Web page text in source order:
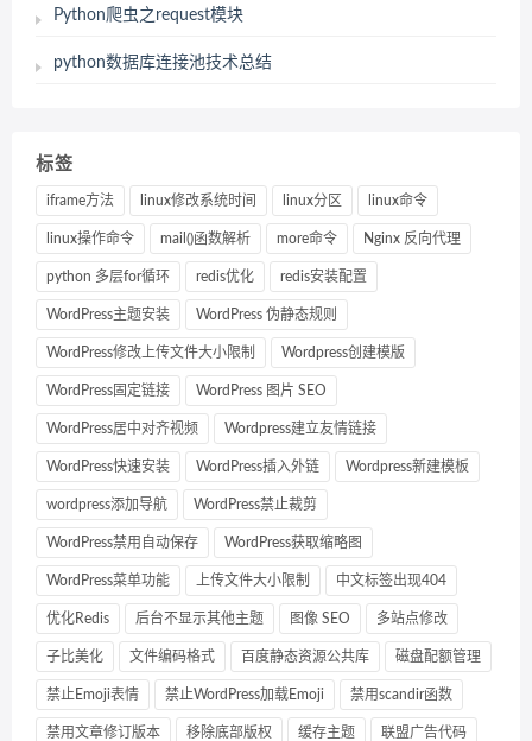
Python爬虫之request模块
python数据库连接池技术总结
标签
iframe方法 linux修改系统时间 linux分区 linux命令
linux操作命令 mail()函数解析 more命令 Nginx 反向代理
python 多层for循环 redis优化 redis安装配置
WordPress主题安装 WordPress 伪静态规则
WordPress修改上传文件大小限制 Wordpress创建模版
WordPress固定链接 WordPress 图片 SEO
WordPress居中对齐视频 Wordpress建立友情链接
WordPress快速安装 WordPress插入外链 Wordpress新建模板
wordpress添加导航 WordPress禁止裁剪
WordPress禁用自动保存 WordPress获取缩略图
WordPress菜单功能 上传文件大小限制 中文标签出现404
优化Redis 后台不显示其他主题 图像 SEO 多站点修改
子比美化 文件编码格式 百度静态资源公共库 磁盘配额管理
禁止Emoji表情 禁止WordPress加载Emoji 禁用scandir函数
禁用文章修订版本 移除底部版权 缓存主题 联盟广告代码